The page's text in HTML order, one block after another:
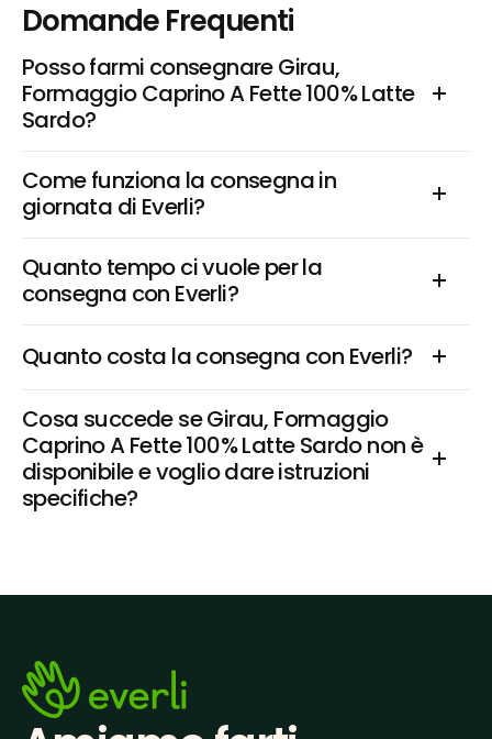
Domande Frequenti
Posso farmi consegnare Girau,
Formaggio Caprino A Fette 100% Latte
Sardo?
Come funziona la consegna in
giornata di Everli?
Quanto tempo ci vuole per la
consegna con Everli?
Quanto costa la consegna con Everli?
Cosa succede se Girau, Formaggio
Caprino A Fette 100% Latte Sardo non è
disponibile e voglio dare istruzioni
specifiche?